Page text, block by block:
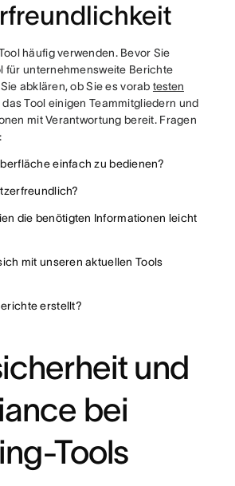
häufig verwenden. Bevor Sie
für unternehmensweite Berichte
abklären, ob Sie es vorab testen
Tool einigen Teammitgliedern und
mit Verantwortung bereit. Fragen
einfach zu bedienen?
die benötigten Informationen leicht
mit unseren aktuellen Tools
erstellt?
und
bei
Tools